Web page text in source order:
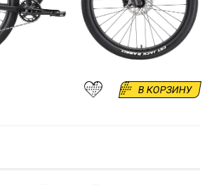
В КОРЗИНУ